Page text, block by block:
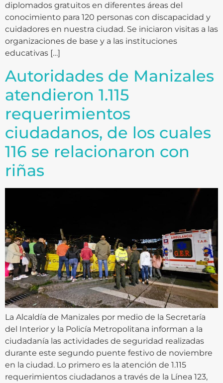
diplomados gratuitos en diferentes áreas del
conocimiento para 120 personas con discapacidad y
cuidadores en nuestra ciudad. Se iniciaron visitas a las
organizaciones de base y a las instituciones
educativas […]
Autoridades de Manizales
atendieron 1.115
requerimientos
ciudadanos, de los cuales
116 se relacionaron con
riñas
La Alcaldía de Manizales por medio de la Secretaría
del Interior y la Policía Metropolitana informan a la
ciudadanía las actividades de seguridad realizadas
durante este segundo puente festivo de noviembre
en la ciudad. Lo primero es la atención de 1.115
requerimientos ciudadanos a través de la Línea 123,